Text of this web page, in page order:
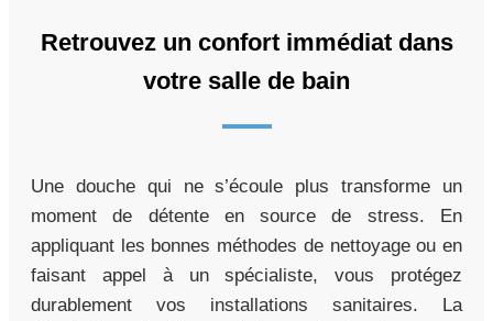
Retrouvez un confort immédiat dans
votre salle de bain
Une douche qui ne s’écoule plus transforme un
moment de détente en source de stress. En
appliquant les bonnes méthodes de nettoyage ou en
faisant appel à un spécialiste, vous protégez
durablement vos installations sanitaires. La